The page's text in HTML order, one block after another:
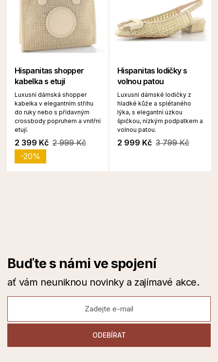
Hispanitas shopper
kabelka s etují
Luxusní dámská shopper
kabelka v elegantním střihu
do ruky nebo s přídavným
crossbody popruhem a vnitřní
etují.
2 399 Kč 2 999 Kč
-20%
Hispanitas lodičky s
volnou patou
Luxusní dámské lodičky z
hladké kůže a splétaného
lýka, s elegantní úzkou
špičkou, nízkým podpatkem a
volnou patou.
2 999 Kč 3 799 Kč
Buďte s námi ve spojení
ať vám neuniknou novinky a zajímavé akce.